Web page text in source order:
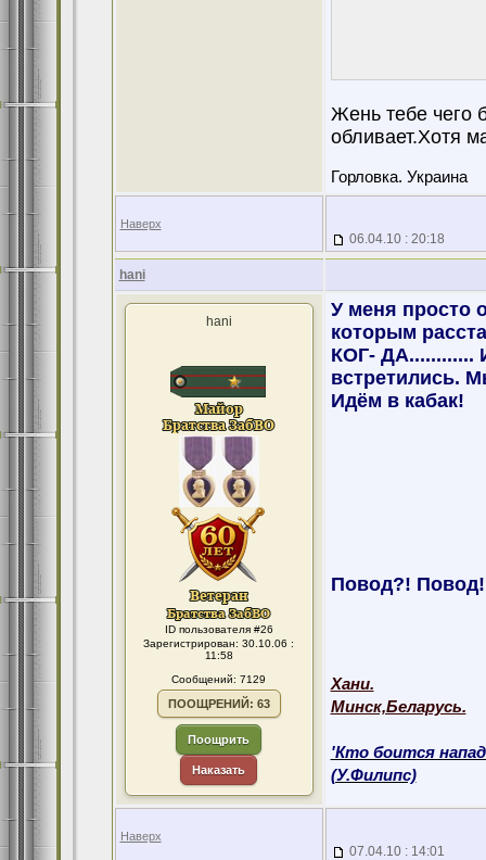
Жень тебе чего
обливает.Хотя
Горловка. Украина
Наверх
06.04.10 : 20:18
hani
hani
ID пользователя #26
Зарегистрирован: 30.10.06 :
11:58
Сообщений: 7129
ПООЩРЕНИЙ: 63
Поощрить
Наказать
У меня просто
которым
КОГ- ДА............
встретились.
Идём в кабак!
Повод?! Повод!
Хани.
Минск,Беларусь.
'Кто боится
(У.Филипс)
Наверх
07.04.10 : 14:01